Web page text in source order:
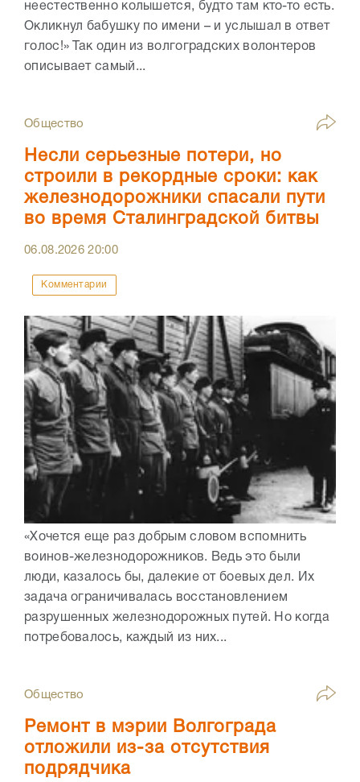
неестественно колышется, будто там кто-то есть.
Окликнул бабушку по имени – и услышал в ответ
голос!» Так один из волгоградских волонтеров
описывает самый...
Общество
Несли серьезные потери, но
строили в рекордные сроки: как
железнодорожники спасали пути
во время Сталинградской битвы
06.08.202620:00
Комментарии
«Хочется еще раз добрым словом вспомнить
воинов-железнодорожников. Ведь это были
люди, казалось бы, далекие от боевых дел. Их
задача ограничивалась восстановлением
разрушенных железнодорожных путей. Но когда
потребовалось, каждый из них...
Общество
Ремонт в мэрии Волгограда
отложили из-за отсутствия
подрядчика